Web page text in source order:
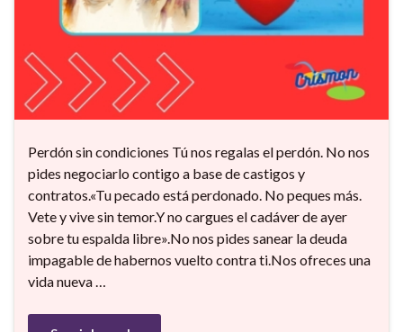
Perdón sin condiciones Tú nos regalas el perdón. No nos
pides negociarlo contigo a base de castigos y
contratos.«Tu pecado está perdonado. No peques más.
Vete y vive sin temor.Y no cargues el cadáver de ayer
sobre tu espalda libre».No nos pides sanear la deuda
impagable de habernos vuelto contra ti.Nos ofreces una
vida nueva …